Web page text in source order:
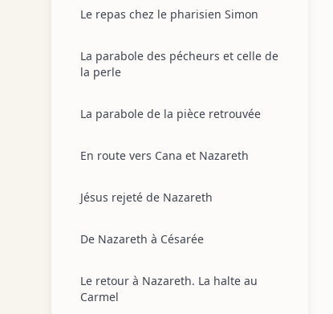
Le repas chez le pharisien Simon
La parabole des pécheurs et celle de
la perle
La parabole de la pièce retrouvée
En route vers Cana et Nazareth
Jésus rejeté de Nazareth
De Nazareth à Césarée
Le retour à Nazareth. La halte au
Carmel